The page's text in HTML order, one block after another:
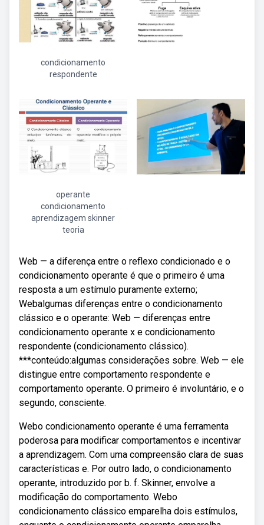
condicionamento
respondente
operante
condicionamento
aprendizagem skinner
teoria
Web — a diferença entre o reflexo condicionado e o
condicionamento operante é que o primeiro é uma
resposta a um estímulo puramente externo;
Webalgumas diferenças entre o condicionamento
clássico e o operante: Web — diferenças entre
condicionamento operante x e condicionamento
respondente (condicionamento clássico).
***conteúdo:algumas considerações sobre. Web — ele
distingue entre comportamento respondente e
comportamento operante. O primeiro é involuntário, e o
segundo, consciente.
Webo condicionamento operante é uma ferramenta
poderosa para modificar comportamentos e incentivar
a aprendizagem. Com uma compreensão clara de suas
características e. Por outro lado, o condicionamento
operante, introduzido por b. f. Skinner, envolve a
modificação do comportamento. Webo
condicionamento clássico emparelha dois estímulos,